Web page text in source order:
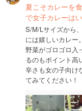
夏こそカレーを
で女子カレーは
S/M/Lサイズから
には嬉しいカレー。
野菜がゴロゴロ入
るのもポイント
辛さも女の子向け
てみてください！